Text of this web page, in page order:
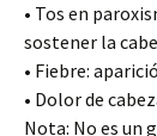
• Tos en
sostener la
• Fiebre:
• Dolor de
Nota: No es un